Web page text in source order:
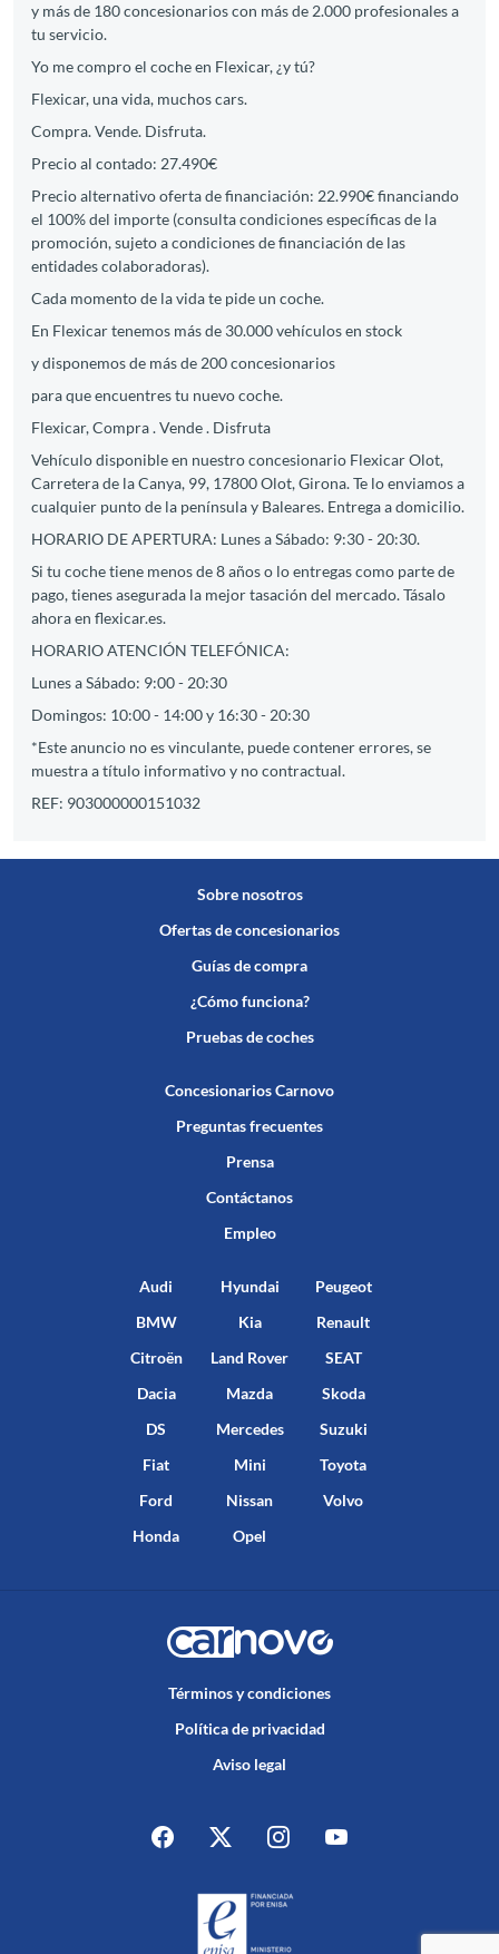
y más de 180 concesionarios con más de 2.000 profesionales a
tu servicio.
Yo me compro el coche en Flexicar, ¿y tú?
Flexicar, una vida, muchos cars.
Compra. Vende. Disfruta.
Precio al contado: 27.490€
Precio alternativo oferta de financiación: 22.990€ financiando
el 100% del importe (consulta condiciones específicas de la
promoción, sujeto a condiciones de financiación de las
entidades colaboradoras).
Cada momento de la vida te pide un coche.
En Flexicar tenemos más de 30.000 vehículos en stock
y disponemos de más de 200 concesionarios
para que encuentres tu nuevo coche.
Flexicar, Compra . Vende . Disfruta
Vehículo disponible en nuestro concesionario Flexicar Olot,
Carretera de la Canya, 99, 17800 Olot, Girona. Te lo enviamos a
cualquier punto de la península y Baleares. Entrega a domicilio.
HORARIO DE APERTURA: Lunes a Sábado: 9:30 - 20:30.
Si tu coche tiene menos de 8 años o lo entregas como parte de
pago, tienes asegurada la mejor tasación del mercado. Tásalo
ahora en flexicar.es.
HORARIO ATENCIÓN TELEFÓNICA:
Lunes a Sábado: 9:00 - 20:30
Domingos: 10:00 - 14:00 y 16:30 - 20:30
*Este anuncio no es vinculante, puede contener errores, se
muestra a título informativo y no contractual.
REF: 903000000151032
Sobre nosotros
Ofertas de concesionarios
Guías de compra
¿Cómo funciona?
Pruebas de coches
Concesionarios Carnovo
Preguntas frecuentes
Prensa
Contáctanos
Empleo
Audi
BMW
Citroën
Dacia
DS
Fiat
Ford
Honda
Hyundai
Kia
Land Rover
Mazda
Mercedes
Mini
Nissan
Opel
Peugeot
Renault
SEAT
Skoda
Suzuki
Toyota
Volvo
Términos y condiciones
Política de privacidad
Aviso legal